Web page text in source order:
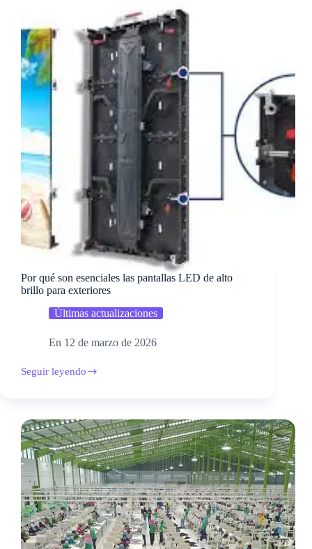
Por qué son esenciales las pantallas LED de alto
brillo para exteriores
Últimas actualizaciones
En 12 de marzo de 2026
Seguir leyendo